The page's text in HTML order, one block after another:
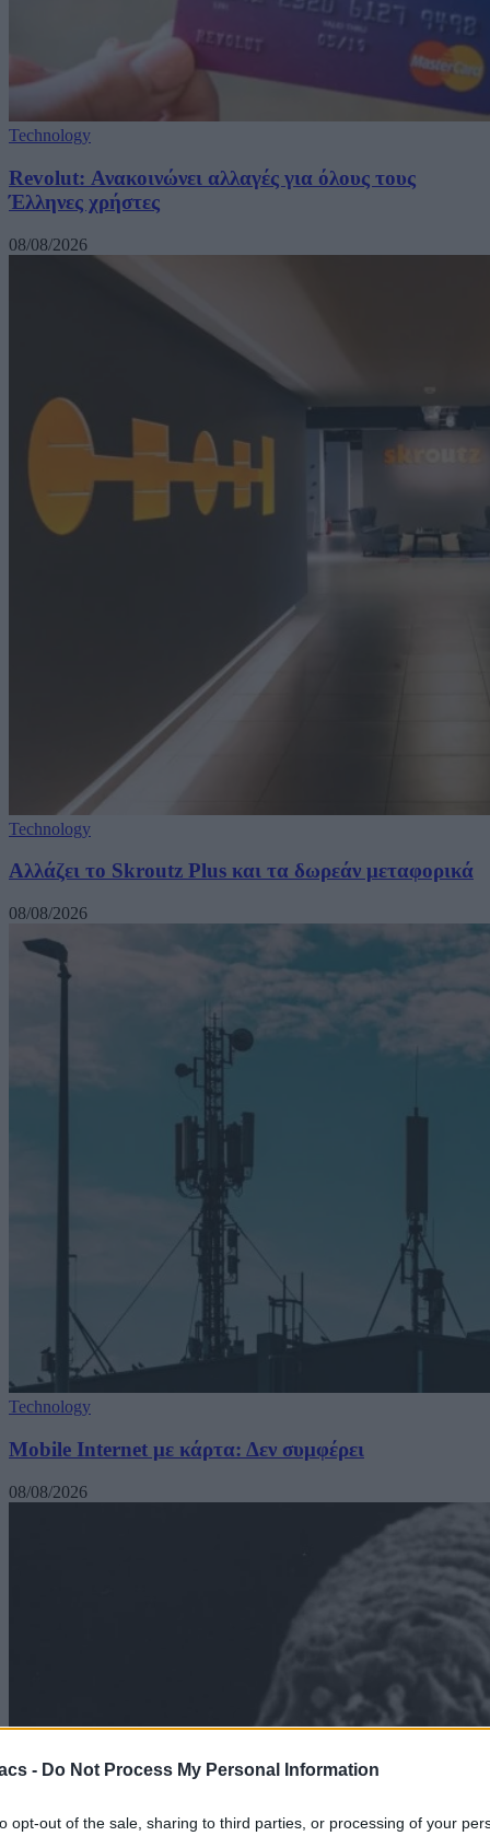
- Do Not Process My Personal Information
opt-out of the sale, sharing to third parties, or processing of your
Technology
Revolut: Ανακοινώνει αλλαγές για όλους τους
Έλληνες χρήστες
08/08/2026
Technology
Αλλάζει το Skroutz Plus και τα δωρεάν μεταφορικά
08/08/2026
Technology
Mobile Internet με κάρτα: Δεν συμφέρει
08/08/2026